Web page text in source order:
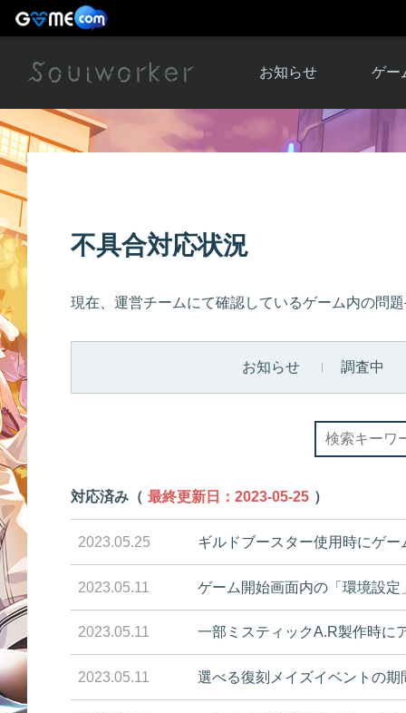
お知らせ
お知らせ一覧
ゲー
ソウ
アップ
不具合対応状況
現在、運営チームにて確認しているゲーム内の問
お知らせ 調査中
対応済み（ 最終更新日：2023-05-25 ）
2023.05.25 ギルドブースター使用時にゲー
2023.05.11 ゲーム開始画面内の「環境設
2023.05.11 一部ミスティックA.R製作時に
2023.05.11 選べる復刻メイズイベントの